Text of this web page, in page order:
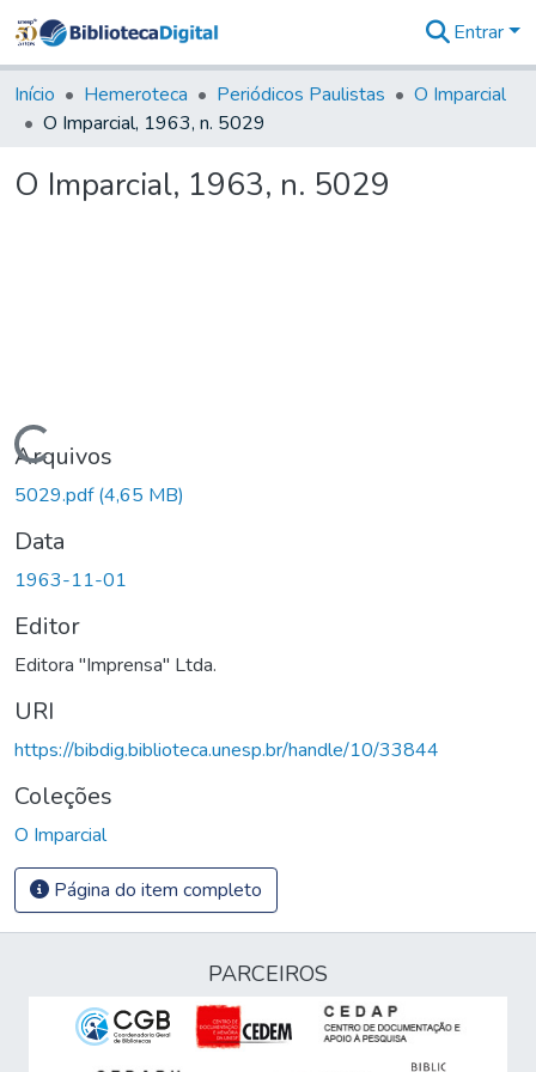
&
Coleções
Tudo na
Digital
Entrar
Início Hemeroteca Periódicos Paulistas
O Imparcial
O Imparcial, 1963, n. 5029
O Imparcial, 1963, n. 5029
Carregando...
Arquivos
5029.pdf(4,65 MB)
Data
1963-11-01
Editor
Editora "Imprensa" Ltda.
URI
https://bibdig.biblioteca.unesp.br/handle/10/33844
Coleções
O Imparcial
Página do item completo
PARCEIROS